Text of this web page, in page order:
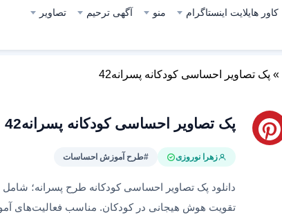
کاور هایلایت اینستاگرام منو آگهی ترحیم تصاویر
» پک تصاویر احساسی کودکانه پسرانه42
پک تصاویر احساسی کودکانه پسرانه42
زهرا نوروزی #طرح آموزش احساسات
دانلود پک تصاویر احساسی کودکانه طرح پسرانه؛
تقویت هوش هیجانی در کودکان. مناسب فعالیت‌های